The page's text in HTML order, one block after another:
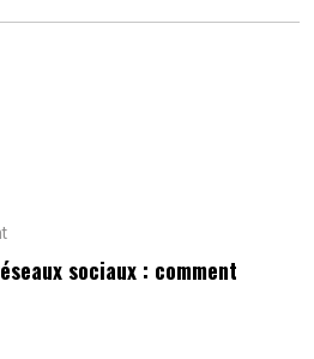
sociaux : comment